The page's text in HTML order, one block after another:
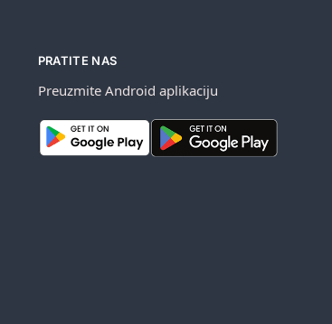
PRATITE NAS
Preuzmite Android aplikaciju